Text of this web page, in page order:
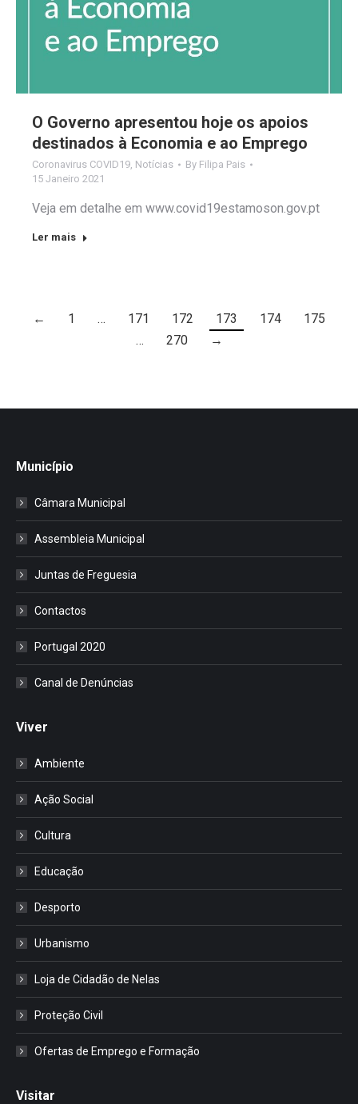
O Governo apresentou hoje os apoios
destinados à Economia e ao Emprego
Coronavirus COVID19 Notícias By Filipa Pais
15 Janeiro 2021
Veja em detalhe em www.covid19estamoson.gov.pt
Ler mais
← 1 … 171 172 173 174
175
…
270 →
Município
Câmara Municipal
Assembleia Municipal
Juntas de Freguesia
Contactos
Portugal 2020
Canal de Denúncias
Viver
Ambiente
Ação Social
Cultura
Educação
Desporto
Urbanismo
Loja de Cidadão de Nelas
Proteção Civil
Ofertas de Emprego e Formação
Visitar